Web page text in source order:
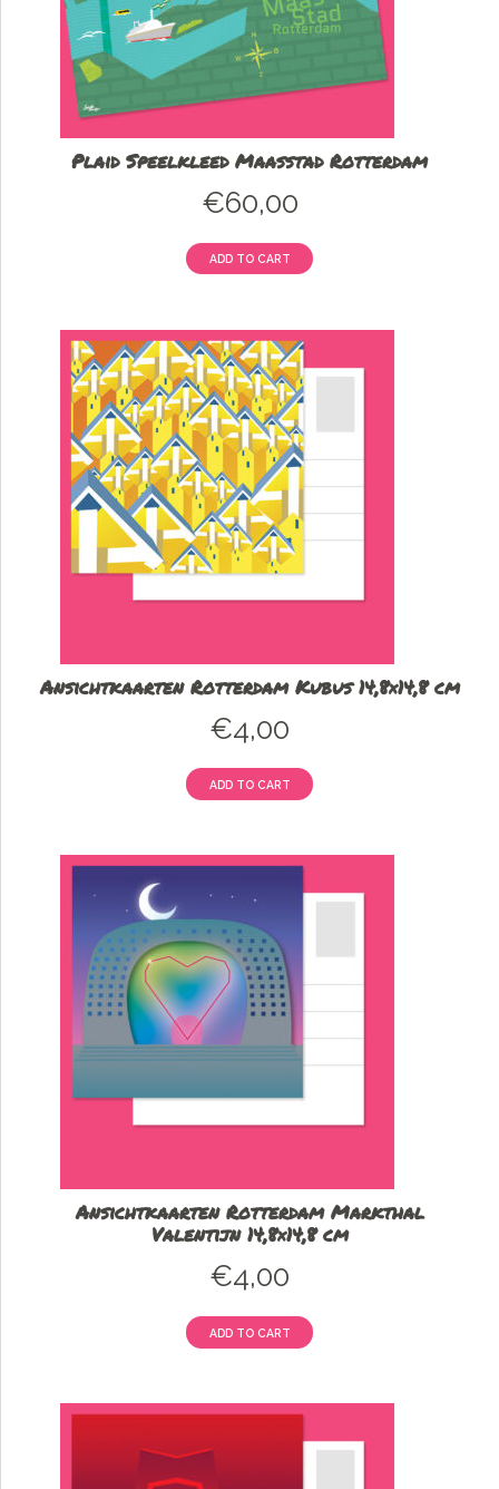
Plaid Speelkleed Maasstad Rotterdam
€60,00
ADD TO CART
Ansichtkaarten Rotterdam Kubus 14,8×14,8 cm
€4,00
ADD TO CART
Ansichtkaarten Rotterdam Markthal
Valentijn 14,8×14,8 cm
€4,00
ADD TO CART